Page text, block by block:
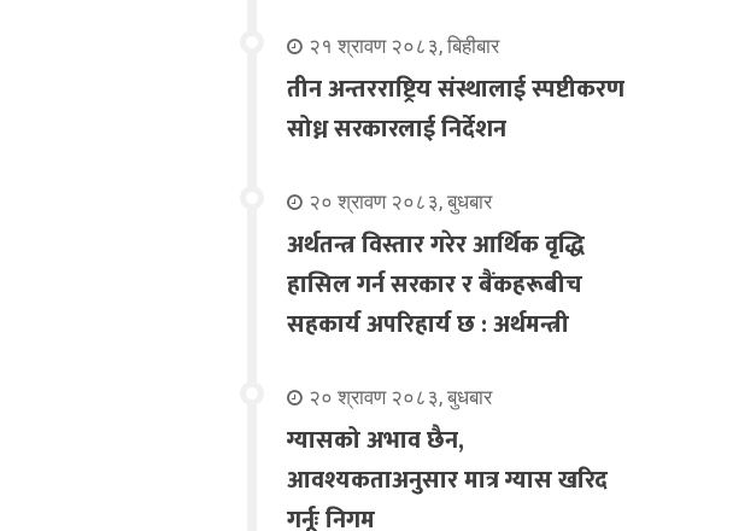
२१ श्रावण २०८३, बिहीबार
तीन अन्तरराष्ट्रिय संस्थालाई स्पष्टीकरण
सोध्न सरकारलाई निर्देशन
२० श्रावण २०८३, बुधबार
अर्थतन्त्र विस्तार गरेर आर्थिक वृद्धि
हासिल गर्न सरकार र बैंकहरूबीच
सहकार्य अपरिहार्य छ : अर्थमन्त्री
२० श्रावण २०८३, बुधबार
ग्यासको अभाव छैन,
आवश्यकताअनुसार मात्र ग्यास खरिद
गर्नूः निगम